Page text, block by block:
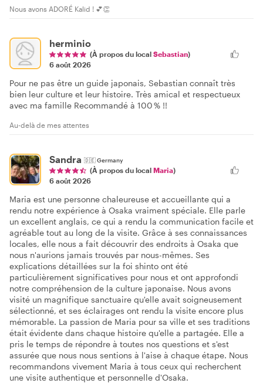
Nous avons ADORÉ Kalid ! 💕👏
herminio
(À propos du local Sebastian)
6 août 2026
Pour ne pas être un guide japonais, Sebastian connaît très
bien leur culture et leur histoire. Très amical et respectueux
avec ma famille Recommandé à 100 % !!
Au-delà de mes attentes
Sandra 🇩🇪Germany
(À propos du local Maria)
6 août 2026
Maria est une personne chaleureuse et accueillante qui a
rendu notre expérience à Osaka vraiment spéciale. Elle parle
un excellent anglais, ce qui a rendu la communication facile et
agréable tout au long de la visite. Grâce à ses connaissances
locales, elle nous a fait découvrir des endroits à Osaka que
nous n'aurions jamais trouvés par nous-mêmes. Ses
explications détaillées sur la foi shinto ont été
particulièrement significatives pour nous et ont approfondi
notre compréhension de la culture japonaise. Nous avons
visité un magnifique sanctuaire qu'elle avait soigneusement
sélectionné, et ses éclairages ont rendu la visite encore plus
mémorable. La passion de Maria pour sa ville et ses traditions
était évidente dans chaque histoire qu'elle a partagée. Elle a
pris le temps de répondre à toutes nos questions et s'est
assurée que nous nous sentions à l'aise à chaque étape. Nous
recommandons vivement Maria à tous ceux qui recherchent
une visite authentique et personnelle d'Osaka.